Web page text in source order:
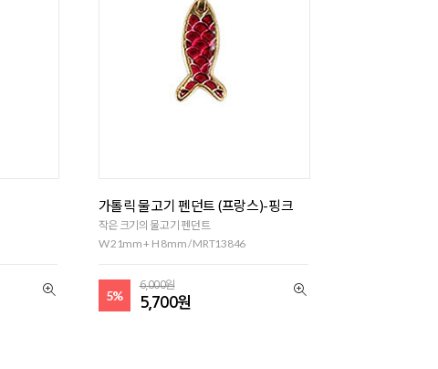
가톨릭 물고기 펜던트 (프랑스)-핑크
작은 크기의 물고기 펜던트
W 21mm + H 8mm / MRT13846
5%
6,000원
5,700원